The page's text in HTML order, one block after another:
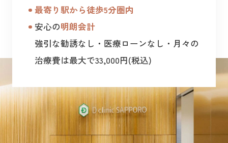
最寄り駅から徒歩5分圏内
安心の明朗会計
強引な勧誘なし・医療ローンなし・月々の
治療費は最大で33,000円(税込)